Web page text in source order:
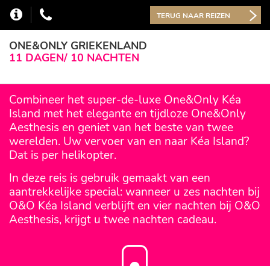
TERUG NAAR REIZEN
ONE&ONLY GRIEKENLAND
11 DAGEN/ 10 NACHTEN
Combineer het super-de-luxe One&Only Kéa
Island met het elegante en tijdloze One&Only
Aesthesis en geniet van het beste van twee
werelden. Uw vervoer van en naar Kéa Island?
Dat is per helikopter.
In deze reis is gebruik gemaakt van een
aantrekkelijke special: wanneer u zes nachten bij
O&O Kéa Island verblijft en vier nachten bij O&O
Aesthesis, krijgt u twee nachten cadeau.